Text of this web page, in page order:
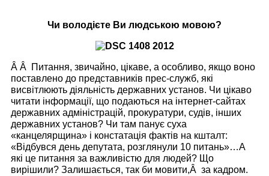
Чи володієте Ви людською мовою?
Â Â Питання, звичайно, цікаве, а особливо, якщо воно
поставлено до представників прес-служб, які
висвітлюють діяльність державних установ. Чи цікаво
читати інформації, що подаються на інтернет-сайтах
державних адміністрацій, прокуратури, судів, інших
державних установ? Чи там панує суха
«канцелярщина» і констатація фактів на кшталт:
«Відбувся день депутата, розглянули 10 питань»…А
які це питання за важливістю для людей? Що
вирішили? Залишається, так би мовити,Â за кадром.